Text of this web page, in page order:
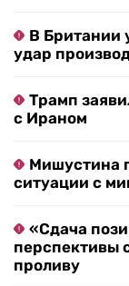
В Британии
удар
Трамп
с Ираном
Мишустина
ситуации с
«Сдача
перспективы
проливу